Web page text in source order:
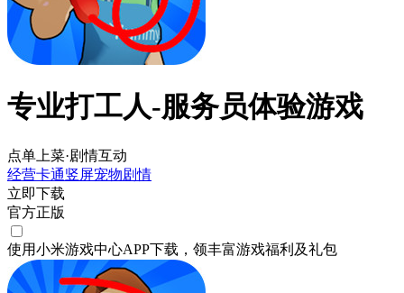
专业打工人-服务员体验游戏
点单上菜·剧情互动
经营卡通竖屏宠物剧情
立即下载
官方正版
使用小米游戏中心APP下载 ，领丰富游戏福利 及礼包